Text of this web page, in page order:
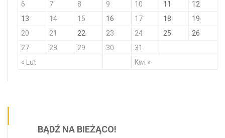
« Lut Kwi »
6 7 8 9 10 11
12
13
14 15 16 17 18
19
20
21 22 23 24 25
26
27
28 29 30 31
BĄDŹ NA BIEŻĄCO!